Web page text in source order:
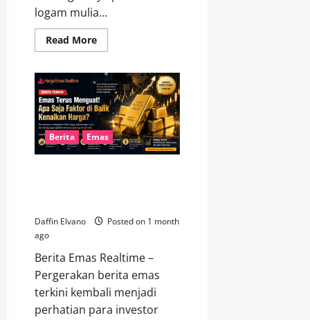
logam mulia...
Read MoreRead
more
Emas
Terbaru
Menarik
Perhatian
Seiring
Meningkatnya
Permintaan
Dunia
Berita Emas
Daffin Elvano
Posted on 1 month
ago
Berita Emas Realtime –
Pergerakan berita emas
terkini kembali menjadi
perhatian para investor